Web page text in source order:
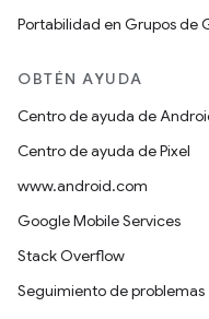
Portabilidad en Grupos de
OBTÉN AYUDA
Centro de ayuda de
Centro de ayuda de Pixel
www.android.com
Google Mobile Services
Stack Overflow
Seguimiento de problemas